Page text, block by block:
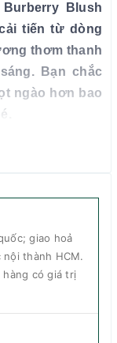
Blush
tiến từ dòng
thơm thanh
Bạn chắc
ngào hơn bao
giao hoả
thành HCM.
hàng có giá trị